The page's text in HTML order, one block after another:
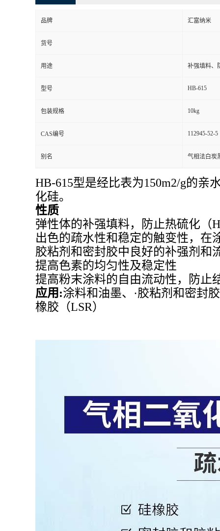
品牌 汇富纳米
货号
用途 补强填料、
型号 HB-615
包装规格 10kg
CAS编号 112945-52-5
别名 气相法白炭
HB-615型是经比表为150m2/g的亲
化硅。
性质
弹性体的补强填料，防止热硫化（
出色的疏水性和稳定的触变性，在
胶粘剂和密封胶中良好的补强剂和
提高色素的均匀性及稳定性
提高粉末涂料的自由流动性，防止
应用:涂料和油墨、 ·胶粘剂和密封
橡胶（LSR）